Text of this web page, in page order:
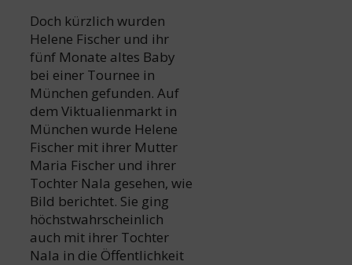
Doch kürzlich wurden
Helene Fischer und ihr
fünf Monate altes Baby
bei einer Tournee in
München gefunden. Auf
dem Viktualienmarkt in
München wurde Helene
Fischer mit ihrer Mutter
Maria Fischer und ihrer
Tochter Nala gesehen, wie
Bild berichtet. Sie ging
höchstwahrscheinlich
auch mit ihrer Tochter
Nala in die Öffentlichkeit